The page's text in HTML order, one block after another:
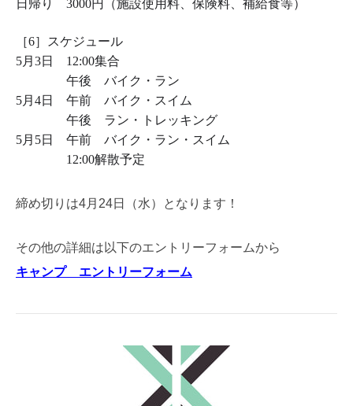
日帰り 3000円（施設使用料、保険料、補給食等）
［6］スケジュール
5月3日 12:00集合
午後 バイク・ラン
5月4日 午前 バイク・スイム
午後 ラン・トレッキング
5月5日 午前 バイク・ラン・スイム
12:00解散予定
締め切りは4月24日（水）となります！
その他の詳細は以下のエントリーフォームから
キャンプ エントリーフォーム